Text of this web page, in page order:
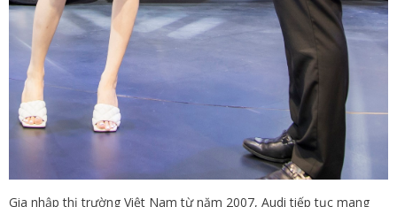
Gia nhập thị trường Việt Nam từ năm 2007, Audi tiếp tục mang